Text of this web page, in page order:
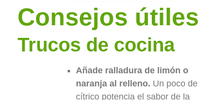
Consejos útiles
Trucos de cocina
Añade ralladura de limón o
naranja al relleno. Un poco de
cítrico potencia el sabor de la